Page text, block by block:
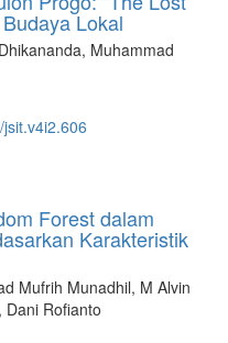
Lokal
Muhammad
Forest dalam
Karakteristik
Mufrih Munadhil, M Alvin
Dani Rofianto